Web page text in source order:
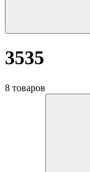
3535
8 товаров